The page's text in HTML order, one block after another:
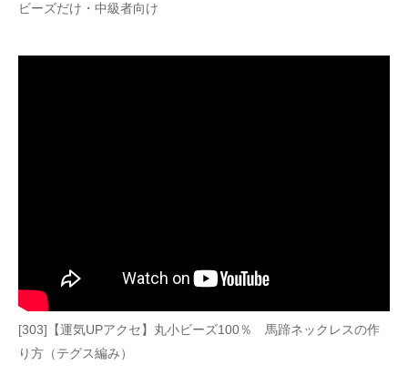
ビーズだけ・中級者向け
[303]【運気UPアクセ】丸小ビーズ100％ 馬蹄ネックレスの作
り方（テグス編み）